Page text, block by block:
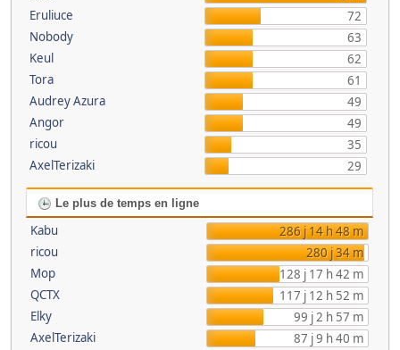
Eruliuce
72
Nobody
63
Keul
62
Tora
61
Audrey Azura
49
Angor
49
ricou
35
AxelTerizaki
29
Le plus de temps en ligne
Kabu
286 j 14 h 48 m
ricou
280 j 34 m
Mop
128 j 17 h 42 m
QCTX
117 j 12 h 52 m
Elky
99 j 2 h 57 m
AxelTerizaki
87 j 9 h 40 m